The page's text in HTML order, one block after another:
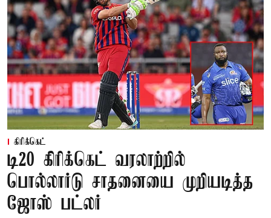
கிரிக்கெட்
டி20 கிரிக்கெட் வரலாற்றில்
பொல்லார்டு சாதனையை முறியடித்த
ஜோஸ் பட்லர்